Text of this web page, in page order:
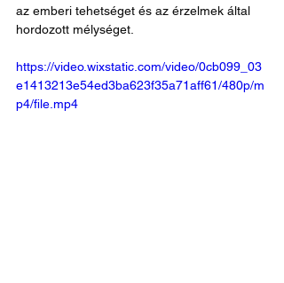
az emberi tehetséget és az érzelmek által
hordozott mélységet.
https://video.wixstatic.com/video/0cb099_03
e1413213e54ed3ba623f35a71aff61/480p/m
p4/file.mp4